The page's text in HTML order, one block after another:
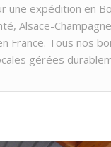
une expédition en
Alsace-
France. Tous nos
gérées